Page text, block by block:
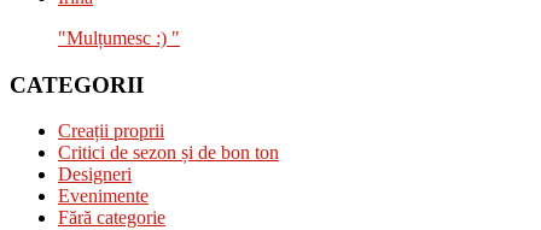
"Mulțumesc :) "
CATEGORII
Creații proprii
Critici de sezon și de bon ton
Designeri
Evenimente
Fără categorie